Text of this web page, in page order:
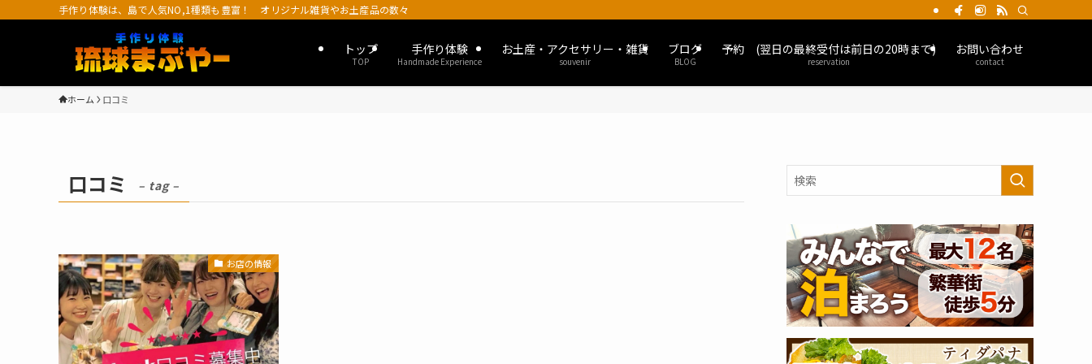
手作り体験は、島で人気NO,1種類も豊富！ オリジナル雑貨やお土産品の数々
トップ
TOP
手作り体験
Handmade Experience
お土産・アクセサリー・雑貨
souvenir
ブログ
BLOG
予約 (翌日の最終受付は前日の20時まで)
reservation
お問い合わせ
contact
ホーム 口コミ
口コミ – tag –
お店の情報